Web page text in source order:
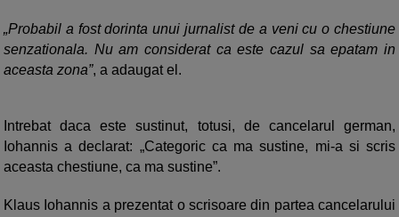
„Probabil a fost dorinta unui jurnalist de a veni cu o chestiune
senzationala. Nu am considerat ca este cazul sa epatam in
aceasta zona”, a adaugat el.
Intrebat daca este sustinut, totusi, de cancelarul german,
Iohannis a declarat: „Categoric ca ma sustine, mi-a si scris
aceasta chestiune, ca ma sustine”.
Klaus Iohannis a prezentat o scrisoare din partea cancelarului